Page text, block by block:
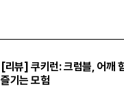
[리뷰] 쿠키런: 크럼블, 어깨
즐기는 모험